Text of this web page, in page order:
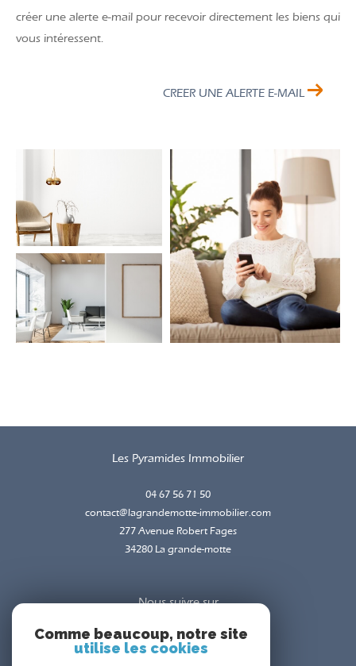
créer une alerte e-mail pour recevoir directement les biens qui
vous intéressent.
CREER UNE ALERTE E-MAIL
Les Pyramides Immobilier
04 67 56 71 50
contact@lagrandemotte-immobilier.com
277 Avenue Robert Fages
34280 la grande-motte
Nous suivre sur
Comme beaucoup, notre site
utilise les cookies